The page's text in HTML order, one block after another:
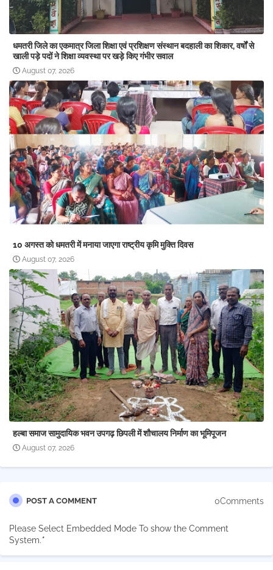
धमतरी जिले का एकमात्र जिला शिक्षा एवं प्रशिक्षण संस्थान बदहाली का शिकार, वर्षों से
खाली पड़े पदों ने शिक्षा व्यवस्था पर खड़े किए गंभीर सवाल
August 07, 2026
10 अगस्त को धमतरी में मनाया जाएगा राष्ट्रीय कृमि मुक्ति दिवस
August 07, 2026
हल्बा समाज सामुदायिक भवन उपगढ़ छिपली में शौचालय निर्माण का भूमिपूजन
August 07, 2026
POST A COMMENT 0Comments
Please Select Embedded Mode To show the Comment
System.*